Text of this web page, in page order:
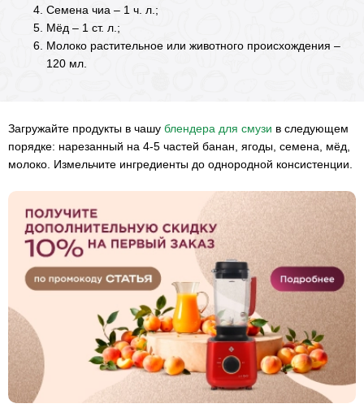
Семена чиа – 1 ч. л.;
Мёд – 1 ст. л.;
Молоко растительное или животного происхождения –
120 мл.
Загружайте продукты в чашу блендера для смузи в следующем
порядке: нарезанный на 4-5 частей банан, ягоды, семена, мёд,
молоко. Измельчите ингредиенты до однородной консистенции.